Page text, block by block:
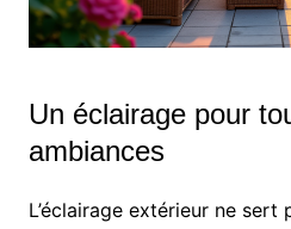
Un éclairage pour
ambiances
L’éclairage extérieur ne sert